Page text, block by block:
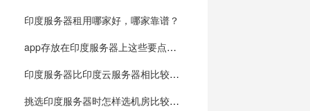
印度服务器租用哪家好，哪家靠谱？
app存放在印度服务器上这些要点你知道吗？
印度服务器比印度云服务器相比较如何？
挑选印度服务器时怎样选机房比较好？